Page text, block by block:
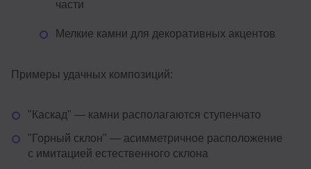
части
Мелкие камни для декоративных акцентов
Примеры удачных композиций:
"Каскад" — камни располагаются ступенчато
"Горный склон" — асимметричное расположение
с имитацией естественного склона